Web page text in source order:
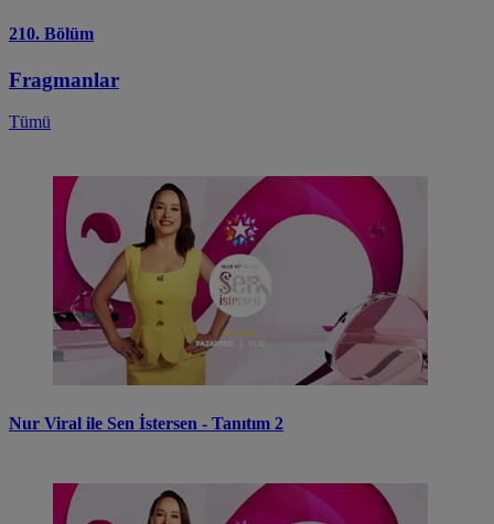
210. Bölüm
Fragmanlar
Tümü
Nur Viral ile Sen İstersen - Tanıtım 2